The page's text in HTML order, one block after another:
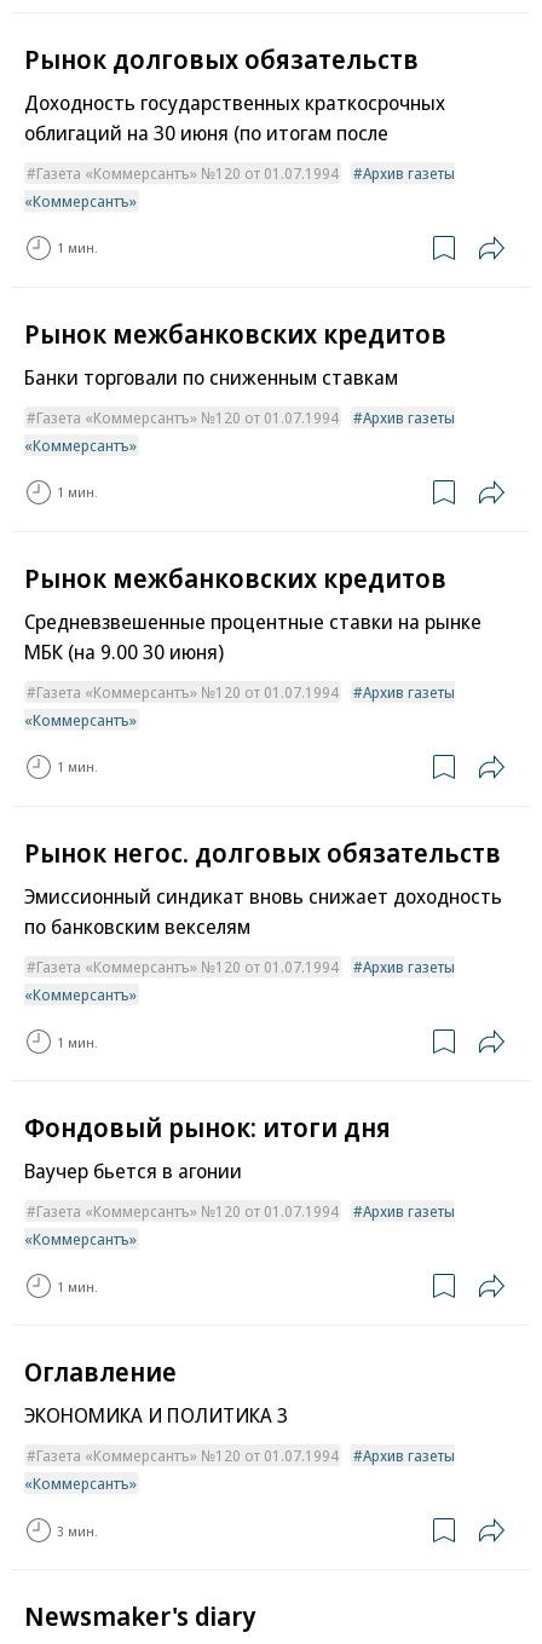
Рынок долговых обязательств
Доходность государственных краткосрочных
облигаций на 30 июня (по итогам после
Газета «Коммерсантъ» №120 от 01.07.1994
Архив газеты
«Коммерсантъ»
1 мин.
Рынок межбанковских кредитов
Банки торговали по сниженным ставкам
Газета «Коммерсантъ» №120 от 01.07.1994
Архив газеты
«Коммерсантъ»
1 мин.
Рынок межбанковских кредитов
Средневзвешенные процентные ставки на рынке
МБК (на 9.00 30 июня)
Газета «Коммерсантъ» №120 от 01.07.1994
Архив газеты
«Коммерсантъ»
1 мин.
Рынок негос. долговых обязательств
Эмиссионный синдикат вновь снижает доходность
по банковским векселям
Газета «Коммерсантъ» №120 от 01.07.1994
Архив газеты
«Коммерсантъ»
1 мин.
Фондовый рынок: итоги дня
Ваучер бьется в агонии
Газета «Коммерсантъ» №120 от 01.07.1994
Архив газеты
«Коммерсантъ»
1 мин.
Оглавление
ЭКОНОМИКА И ПОЛИТИКА 3
Газета «Коммерсантъ» №120 от 01.07.1994
Архив газеты
«Коммерсантъ»
3 мин.
Newsmaker's diary